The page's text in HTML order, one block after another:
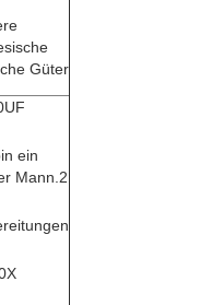
Güter
ein
Mann.2